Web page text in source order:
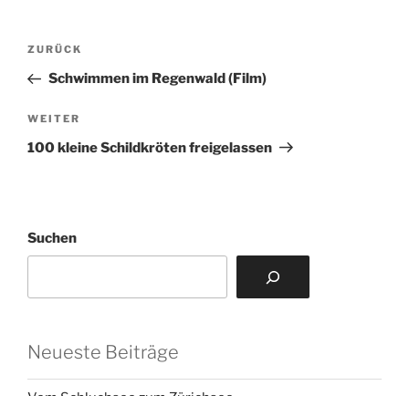
Beitragsnavigation
Vorheriger
Beitrag
ZURÜCK
Schwimmen im Regenwald (Film)
Nächster
Beitrag
WEITER
100 kleine Schildkröten freigelassen
Suchen
Neueste Beiträge